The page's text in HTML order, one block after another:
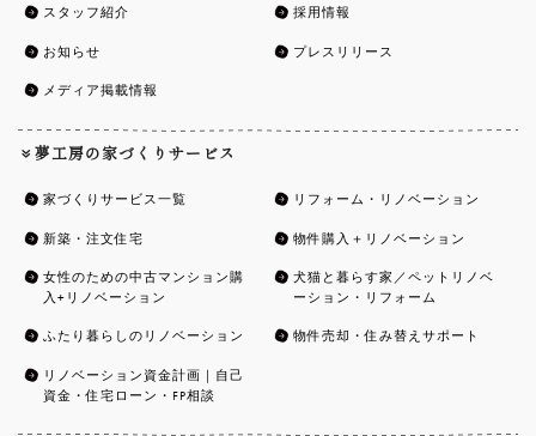
スタッフ紹介 採用情報
お知らせ プレスリリース
メディア掲載情報
夢工房の家づくりサービス
家づくりサービス一覧 リフォーム・リノベーション
新築・注文住宅 物件購入＋リノベーション
女性のための中古マンション購
入+リノベーション
犬猫と暮らす家／ペットリノベ
ーション・リフォーム
ふたり暮らしのリノベーション 物件売却・住み替えサポート
リノベーション資金計画｜自己
資金・住宅ローン・FP相談